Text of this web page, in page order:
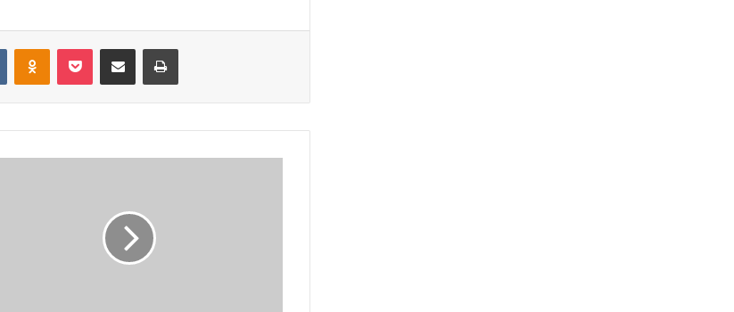
VKontakteOdnoklassniki
Pocket Partager par email Imprimer